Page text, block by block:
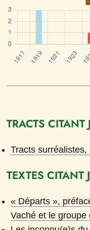
TRACTS
Tracts
TEXTES CITANT
« Départs »,
Vaché et le groupe